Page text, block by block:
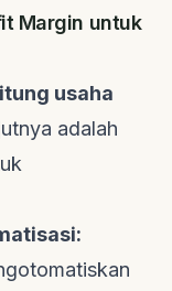
Margin untuk
usaha
adalah